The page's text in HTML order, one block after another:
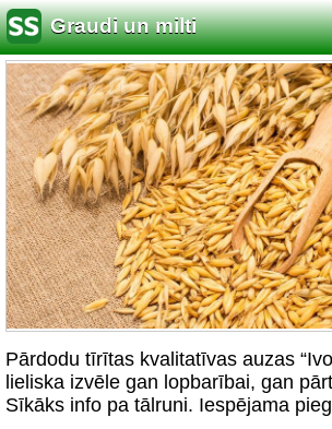
Graudi un milti
Pārdodu tīrītas kvalitatīvas auzas
lieliska izvēle gan lopbarībai, gan
Sīkāks info pa tālruni. Iespējama